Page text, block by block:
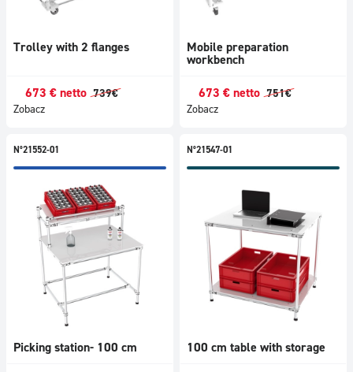
Trolley with 2 flanges
673 € netto 739€
Zobacz
Mobile preparation
workbench
673 € netto 751€
Zobacz
N°21552-01
Picking station- 100 cm
N°21547-01
100 cm table with storage